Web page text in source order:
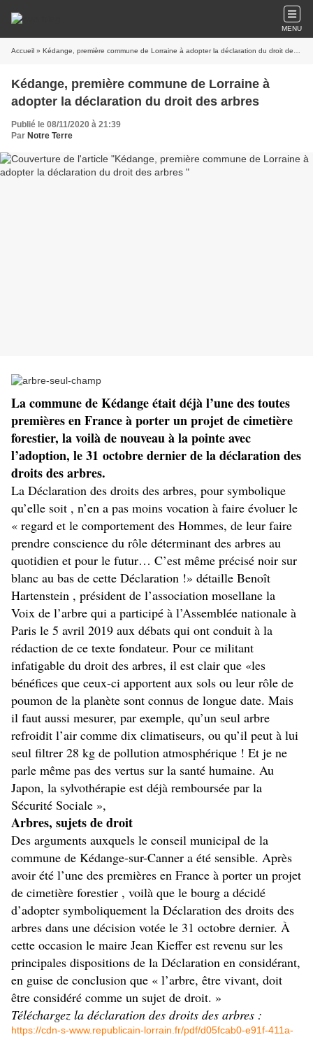
MENU
Accueil » Kédange, première commune de Lorraine à adopter la déclaration du droit des arbres
Kédange, première commune de Lorraine à
adopter la déclaration du droit des arbres
Publié le 08/11/2020 à 21:39
Par Notre Terre
La commune de Kédange était déjà l’une des toutes
premières en France à porter un projet de cimetière
forestier, la voilà de nouveau à la pointe avec
l’adoption, le 31 octobre dernier de la déclaration des
droits des arbres.
La Déclaration des droits des arbres, pour symbolique
qu’elle soit , n’en a pas moins vocation à faire évoluer le
« regard et le comportement des Hommes, de leur faire
prendre conscience du rôle déterminant des arbres au
quotidien et pour le futur… C’est même précisé noir sur
blanc au bas de cette Déclaration !» détaille Benoît
Hartenstein , président de l’association mosellane la
Voix de l’arbre qui a participé à l’Assemblée nationale à
Paris le 5 avril 2019 aux débats qui ont conduit à la
rédaction de ce texte fondateur. Pour ce militant
infatigable du droit des arbres, il est clair que «les
bénéfices que ceux-ci apportent aux sols ou leur rôle de
poumon de la planète sont connus de longue date. Mais
il faut aussi mesurer, par exemple, qu’un seul arbre
refroidit l’air comme dix climatiseurs, ou qu’il peut à lui
seul filtrer 28 kg de pollution atmosphérique ! Et je ne
parle même pas des vertus sur la santé humaine. Au
Japon, la sylvothérapie est déjà remboursée par la
Sécurité Sociale »,
Arbres, sujets de droit
Des arguments auxquels le conseil municipal de la
commune de Kédange-sur-Canner a été sensible. Après
avoir été l’une des premières en France à porter un projet
de cimetière forestier , voilà que le bourg a décidé
d’adopter symboliquement la Déclaration des droits des
arbres dans une décision votée le 31 octobre dernier. À
cette occasion le maire Jean Kieffer est revenu sur les
principales dispositions de la Déclaration en considérant,
en guise de conclusion que « l’arbre, être vivant, doit
être considéré comme un sujet de droit. »
Téléchargez la déclaration des droits des arbres :
https://cdn-s-www.republicain-lorrain.fr/pdf/d05fcab0-e91f-411a-